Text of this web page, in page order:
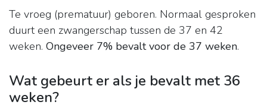
Te vroeg (prematuur) geboren. Normaal gesproken
duurt een zwangerschap tussen de 37 en 42
weken. Ongeveer 7% bevalt voor de 37 weken.
Wat gebeurt er als je bevalt met 36
weken?